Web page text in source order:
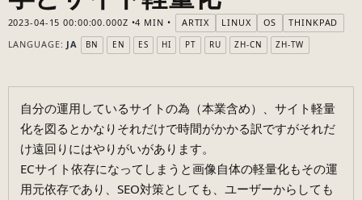
2023-04-15 00:00:00.000Z 4 MIN ARTIX LINUX OS
THINKPAD
LANGUAGE: JA BN EN ES HI PT RU ZH-CN ZH-TW
自分の運用しているサイトの為（本業含め）、サイト軽量
化を図るとかなりそれだけで時間がかかる訳ですがそれだ
け遠回りにはやりがいがあります。
ECサイト依存になってしまうと画像自体の軽量化もその運
用元依存であり、SEO対策としても、ユーザーからしても